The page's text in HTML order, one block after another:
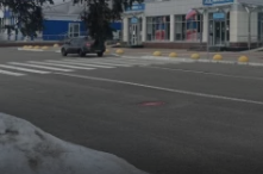
Погода
Праздники
Происшествия
Экономика и бизнес